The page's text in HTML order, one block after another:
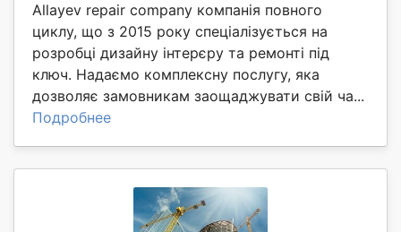
Allayev repair company компанія повного
циклу, що з 2015 року спеціалізується на
розробці дизайну інтерєру та ремонті під
ключ. Надаємо комплексну послугу, яка
дозволяє замовникам заощаджувати свій ча...
Подробнее